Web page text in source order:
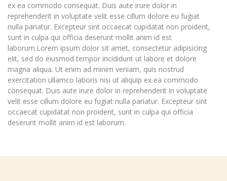
ex ea commodo consequat. Duis aute irure dolor in
reprehenderit in voluptate velit esse cillum dolore eu fugiat
nulla pariatur. Excepteur sint occaecat cupidatat non proident,
sunt in culpa qui officia deserunt mollit anim id est
laborum.Lorem ipsum dolor sit amet, consectetur adipisicing
elit, sed do eiusmod tempor incididunt ut labore et dolore
magna aliqua. Ut enim ad minim veniam, quis nostrud
exercitation ullamco laboris nisi ut aliquip ex ea commodo
consequat. Duis aute irure dolor in reprehenderit in voluptate
velit esse cillum dolore eu fugiat nulla pariatur. Excepteur sint
occaecat cupidatat non proident, sunt in culpa qui officia
deserunt mollit anim id est laborum.